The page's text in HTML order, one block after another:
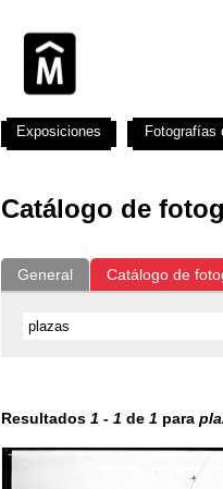
Catálogo de
General Catálogo de
Resultados 1 - 1 de 1 para
Exposiciones Fotografías